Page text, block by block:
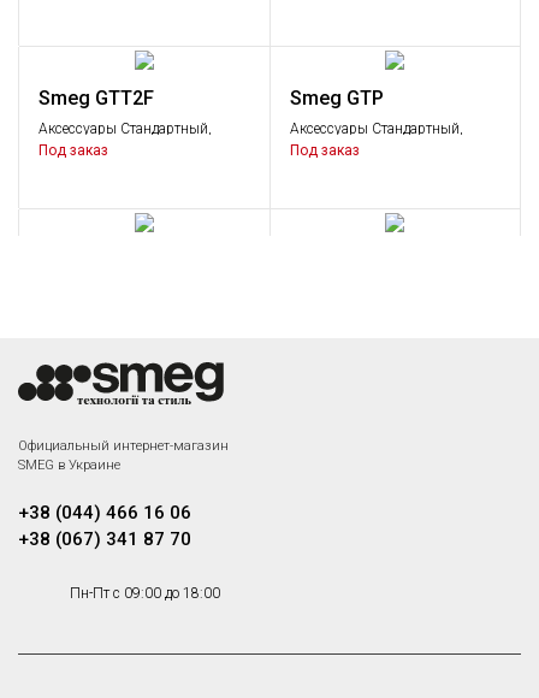
Smeg GTT2F
Аксессуары Стандартный,
Аксессуары
Под заказ
Smeg GTP
Аксессуары Стандартный,
Аксессуары
Под заказ
Лопатка для пиццы
Под заказ
Официальный интернет-магазин
SMEG в Украине
+38 (044) 466 16 06
+38 (067) 341 87 70
Пн-Пт с 09:00 до 18:00